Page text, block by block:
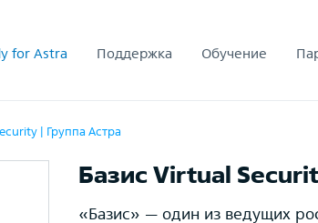
for Astra Поддержка Обучение
| Группа Астра
Базис Virtual
«Базис» — один из ведущих